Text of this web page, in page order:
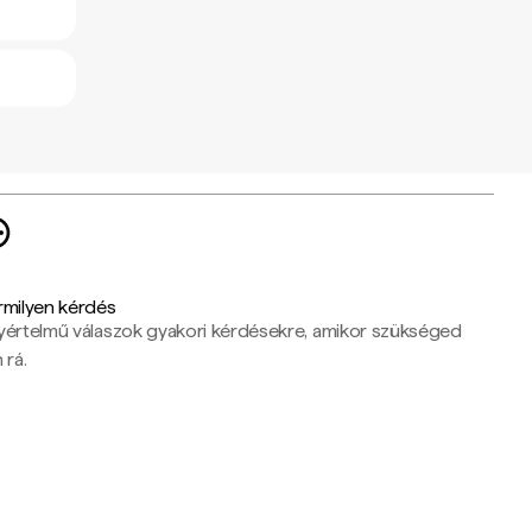
kérdés
válaszok gyakori kérdésekre, amikor szükséged
rá.